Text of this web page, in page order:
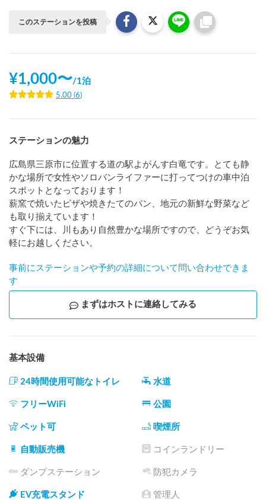
このステーションを投稿
¥1,000〜/1泊
5.00 (6)
ステーションの魅力
広島県三原市に位置する道の駅よがんす白竜です。とても静
かな場所で女性やソロバンライファーに打ってつけの車中泊
スポットとなっております！
薪窯で焼いたピザや焼きたてのパン、地元の新鮮な野菜など
も取り揃えています！
すぐ下には、川もあり自然豊かな場所ですので、どうぞお気
軽にお越しください。
事前にステーションや予約の詳細について問い合わせできま
す
まずはホストに連絡してみる
基本設備
24時間使用可能なトイレ 水道
フリーWiFi 公園
ペット可 喫煙所
自動販売機 コインランドリー
ダンプステーション 防犯カメラ
EV充電スタンド 管理人